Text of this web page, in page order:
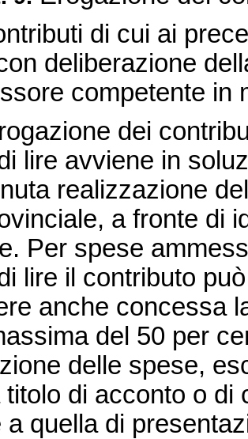
di cui ai
deliberazione
competente in
dei
lire avviene in
realizzazione
a fronte di
Per spese
lire il contributo
anche concessa
del 50 per
delle spese,
titolo di acconto o
a quella di